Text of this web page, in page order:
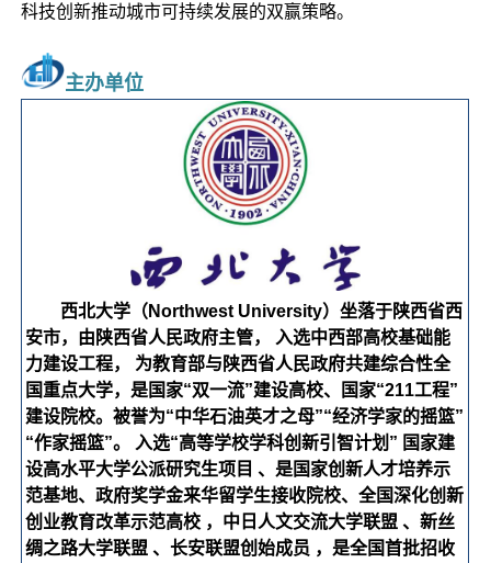
科技创新推动城市可持续发展的双赢策略。
主办单位
西北大学（Northwest University）坐落于陕西省西
安市，由陕西省人民政府主管， 入选中西部高校基础能
力建设工程， 为教育部与陕西省人民政府共建综合性全
国重点大学，是国家“双一流”建设高校、国家“211工程”
建设院校。被誉为“中华石油英才之母”“经济学家的摇篮”
“作家摇篮”。 入选“高等学校学科创新引智计划” 国家建
设高水平大学公派研究生项目 、是国家创新人才培养示
范基地、政府奖学金来华留学生接收院校、全国深化创新
创业教育改革示范高校 ，中日人文交流大学联盟 、新丝
绸之路大学联盟 、长安联盟创始成员 ，是全国首批招收